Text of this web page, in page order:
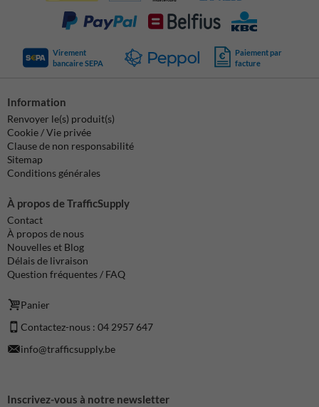
Virement
bancaire SEPA
Paiement par
facture
Information
Renvoyer le(s) produit(s)
Cookie / Vie privée
Clause de non responsabilité
Sitemap
Conditions générales
À propos de TrafficSupply
Contact
À propos de nous
Nouvelles et Blog
Délais de livraison
Question fréquentes / FAQ
Panier
Contactez-nous : 04 2957 647
info@trafficsupply.be
Inscrivez-vous à notre newsletter